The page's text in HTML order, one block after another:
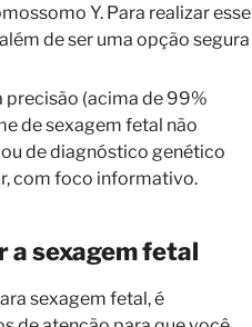
Y. Para realizar esse
de ser uma opção segura
precisão (acima de 99%
de sexagem fetal não
de diagnóstico genético
com foco informativo.
a sexagem fetal
sexagem fetal, é